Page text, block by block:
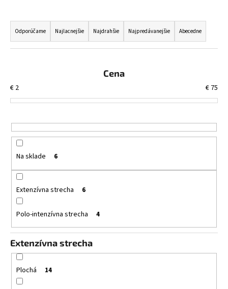
R
a
d
i
e
r
o
d
o
v
Odporúčame Najlacnejšie Najdrahšie Najpredávanejšie Abecedne
Cena
€ 2 € 75
Na sklade 6
Extenzívna strecha 6
Polo-intenzívna strecha 4
Extenzívna strecha
Plochá 14
č
a
m
EXTENZÍVNY
MINERÁLNY
STREŠNÝ
€4,70